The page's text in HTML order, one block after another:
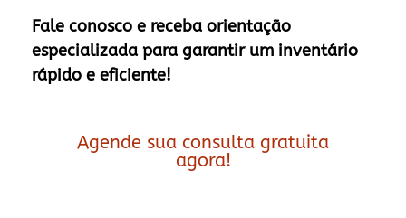
Fale conosco e receba orientação
especializada para garantir um inventário
rápido e eficiente!
Agende sua consulta gratuita
agora!